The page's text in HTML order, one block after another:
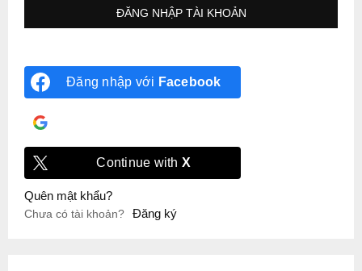
Đăng nhập với Facebook
Continue with X
Quên mật khẩu?
Chưa có tài khoản? Đăng ký